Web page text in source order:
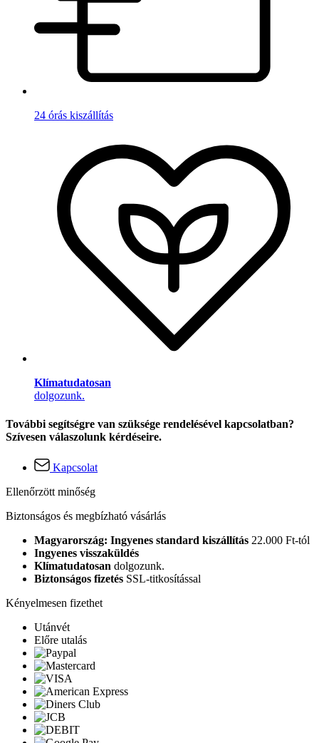
24 órás kiszállítás
Klímatudatosan
dolgozunk.
További segítségre van szüksége rendelésével kapcsolatban?
Szívesen válaszolunk kérdéseire.
Kapcsolat
Ellenőrzött minőség
Biztonságos és megbízható vásárlás
Magyarország: Ingyenes standard kiszállítás 22.000 Ft-tól
Ingyenes visszaküldés
Klímatudatosan dolgozunk.
Biztonságos fizetés SSL-titkosítással
Kényelmesen fizethet
Utánvét
Előre utalás